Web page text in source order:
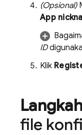
(Opsional)
App
ID
Klik
file